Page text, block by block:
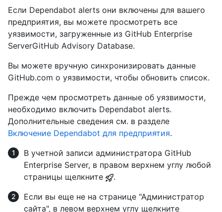
Если Dependabot alerts они включены для вашего
предприятия, вы можете просмотреть все
уязвимости, загруженные из GitHub Enterprise
ServerGitHub Advisory Database.
Вы можете вручную синхронизировать данные
GitHub.com о уязвимости, чтобы обновить список.
Прежде чем просмотреть данные об уязвимости,
необходимо включить Dependabot alerts.
Дополнительные сведения см. в разделе
Включение Dependabot для предприятия.
В учетной записи администратора GitHub
Enterprise Server, в правом верхнем углу любой
страницы щелкните
.
Если вы еще не на странице "Администратор
сайта", в левом верхнем углу щелкните